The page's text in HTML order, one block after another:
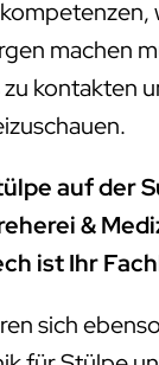
machen
zu kontakten
auf der
&
ist Ihr
sich